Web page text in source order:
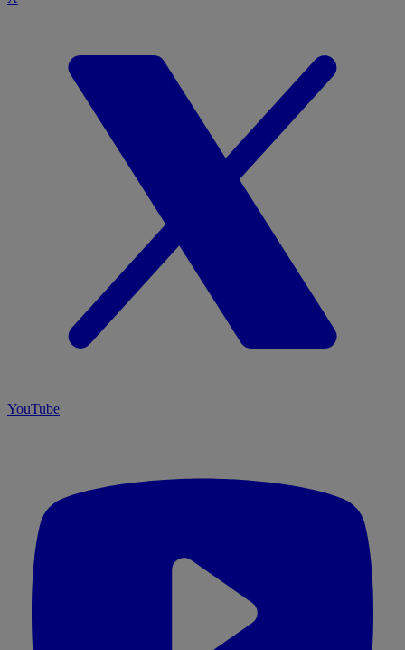
YouTube